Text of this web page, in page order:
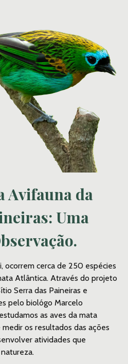
Avifauna da
Uma
ocorrem cerca de 250 espécies
Atlântica. Através do projeto
Serra das Paineiras e
pelo biológo Marcelo
as aves da mata
os resultados das ações
atividades que